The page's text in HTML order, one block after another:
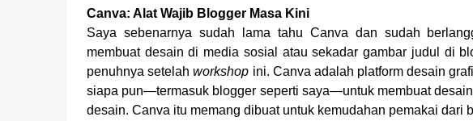
Canva: Alat Wajib Blogger Masa Kini
Saya sebenarnya sudah lama tahu Canva dan sudah
membuat desain di media sosial atau sekadar gambar judul di
penuhnya setelahworkshop ini. Canva adalah platform desain
siapa pun—termasuk blogger seperti saya—untuk membuat
desain. Canva itu memang dibuat untuk kemudahan pemakai dari